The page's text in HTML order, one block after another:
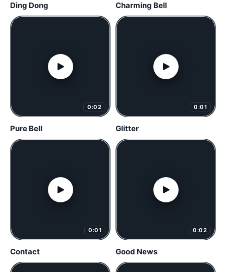
Ding Dong Charming Bell
0:02
Pure Bell
0:01
Glitter
0:01
Contact
0:02
Good News